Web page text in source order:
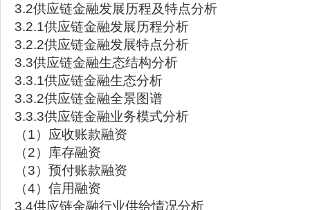
3.2供应链金融发展历程及特点分析
3.2.1供应链金融发展历程分析
3.2.2供应链金融发展特点分析
3.3供应链金融生态结构分析
3.3.1供应链金融生态分析
3.3.2供应链金融全景图谱
3.3.3供应链金融业务模式分析
（1）应收账款融资
（2）库存融资
（3）预付账款融资
（4）信用融资
3.4供应链金融行业供给情况分析